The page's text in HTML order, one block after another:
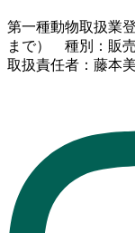
第一種動物取扱業
まで） 種別：販売
取扱責任者：藤本